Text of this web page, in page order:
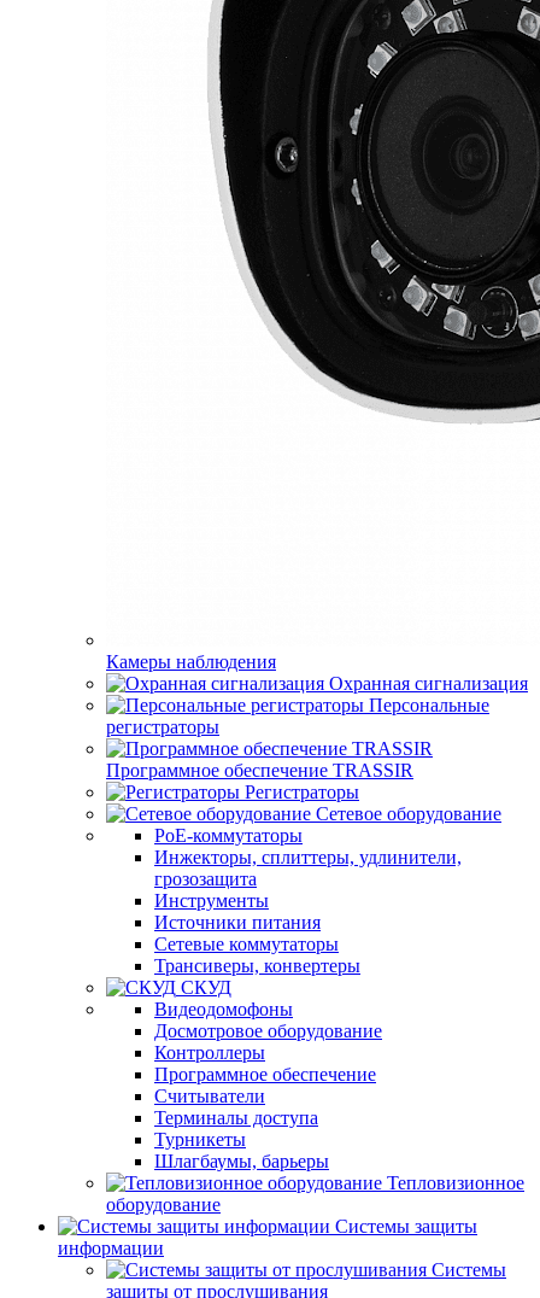
Камеры наблюдения
Охранная сигнализация
Персональные
регистраторы
Программное обеспечение TRASSIR
Регистраторы
Сетевое оборудование
PoE-коммутаторы
Инжекторы, сплиттеры, удлинители,
грозозащита
Инструменты
Источники питания
Сетевые коммутаторы
Трансиверы, конвертеры
СКУД
Видеодомофоны
Досмотровое оборудование
Контроллеры
Программное обеспечение
Считыватели
Терминалы доступа
Турникеты
Шлагбаумы, барьеры
Тепловизионное
оборудование
Системы защиты
информации
Системы
защиты от прослушивания